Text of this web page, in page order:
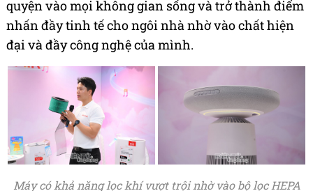
quyện vào mọi không gian sống và trở thành điểm
nhấn đầy tinh tế cho ngôi nhà nhờ vào chất hiện
đại và đầy công nghệ của mình.
Máy có khả năng lọc khí vượt trội nhờ vào bộ lọc HEPA